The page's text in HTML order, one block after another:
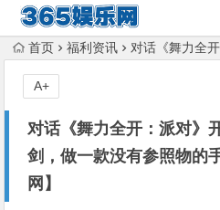
首页 福利资讯 对话《舞力全开：派对》开发
对话《舞力全开：派对》
剑，做一款没有参照物的
网】
A+